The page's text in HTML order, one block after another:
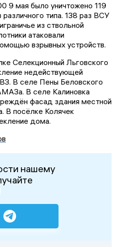
9 мая было уничтожено 119
типа. 138 раз ВСУ
из ствольной
атаковали
взрывных устройств.
Селекционный Льговского
недействующей
В селе Пены Беловского
В селе Калиновка
фасад здания местной
В посёлке Колячек
дома.
нашему